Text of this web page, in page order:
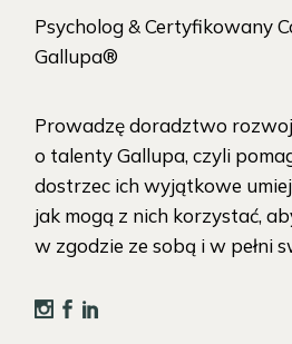
Psycholog & Certyfikowany
Gallupa®
Prowadzę doradztwo
o talenty Gallupa, czyli
dostrzec ich wyjątkowe
jak mogą z nich korzystać,
w zgodzie ze sobą i w pełni